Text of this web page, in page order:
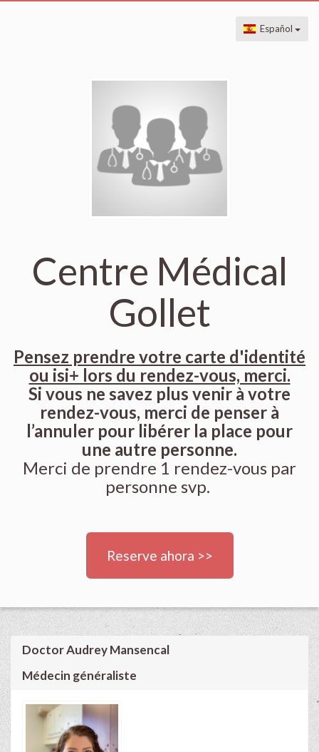
Español
Centre Médical
Gollet
Pensez prendre votre carte d'identité
ou isi+ lors du rendez-vous, merci.
Si vous ne savez plus venir à votre
rendez-vous, merci de penser à
l’annuler pour libérer la place pour
une autre personne.
Merci de prendre 1 rendez-vous par
personne svp.
Reserve ahora >>
Doctor Audrey Mansencal
Médecin généraliste